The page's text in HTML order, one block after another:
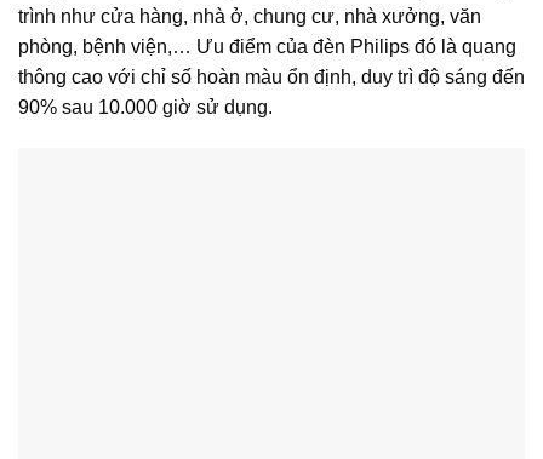
trình như cửa hàng, nhà ở, chung cư, nhà xưởng, văn
phòng, bệnh viện,… Ưu điểm của đèn Philips đó là quang
thông cao với chỉ số hoàn màu ổn định, duy trì độ sáng đến
90% sau 10.000 giờ sử dụng.